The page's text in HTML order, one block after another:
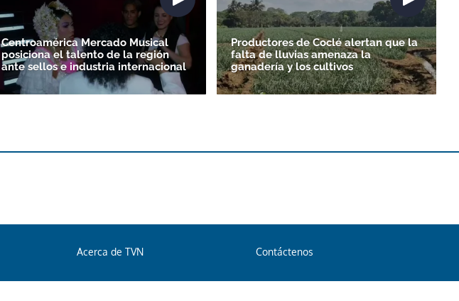
Centroamérica Mercado Musical
posiciona el talento de la región
ante sellos e industria internacional
Productores de Coclé alertan que la
falta de lluvias amenaza la
ganadería y los cultivos
Acerca de TVN Contáctenos